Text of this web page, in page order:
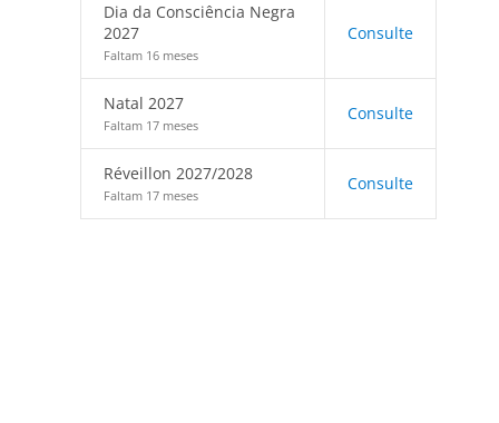
Dia da Consciência Negra
2027
Faltam 16 meses
Consulte
Natal 2027
Faltam 17 meses
Consulte
Réveillon 2027/2028
Faltam 17 meses
Consulte